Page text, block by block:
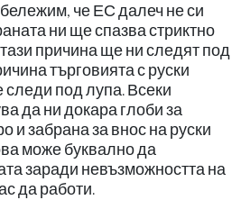
че ЕС далеч не си
ни ще спазва стриктно
причина ще ни следят под
търговията с руски
под лупа. Всеки
да ни докара глоби за
и забрана за внос на руски
може буквално да
заради невъзможността на
да работи.